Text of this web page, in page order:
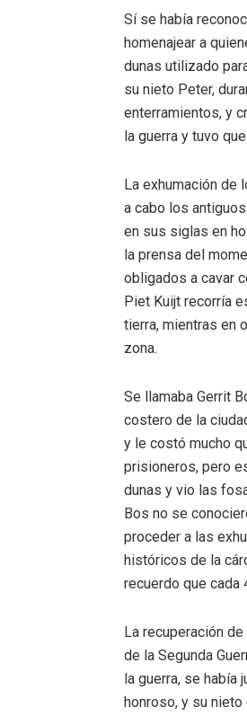
Sí se había
homenajear a
dunas utilizado
su nieto Peter,
enterramientos, y
la guerra y tuvo
La exhumación
a cabo los
en sus siglas en
la prensa del
obligados a cavar
Piet Kuijt recorría
tierra, mientras en
zona.
Se llamaba Gerrit
costero de la
y le costó mucho
prisioneros, pero
dunas y vio las
Bos no se
proceder a las
históricos de la
recuerdo que cada
La recuperación
de la Segunda
la guerra, se había
honroso, y su